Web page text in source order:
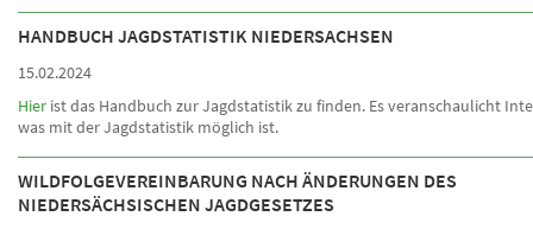
HANDBUCH JAGDSTATISTIK NIEDERSACHSEN
15.02.2024
Hier ist das Handbuch zur Jagdstatistik zu finden. Es veranschaulicht
was mit der Jagdstatistik möglich ist.
WILDFOLGEVEREINBARUNG NACH ÄNDERUNGEN DES
NIEDERSÄCHSISCHEN JAGDGESETZES